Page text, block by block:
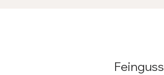
Feinguss